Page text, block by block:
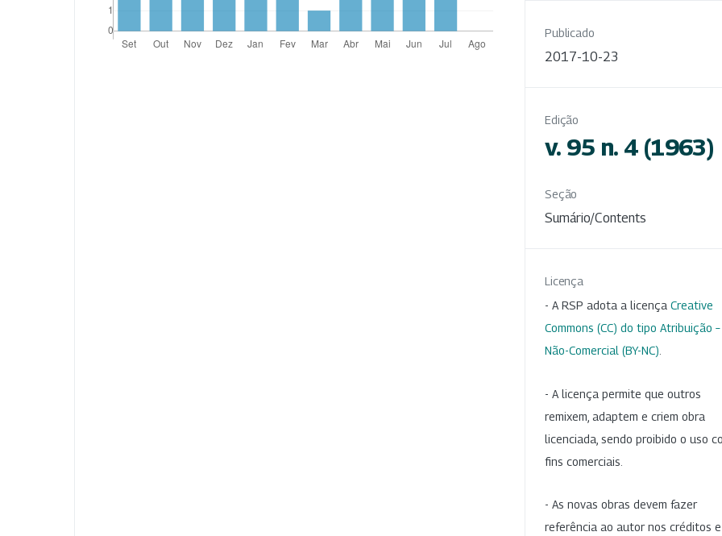
Publicado
2017-10-23
Edição
v. 95 n. 4 (1963)
Seção
Sumário/Contents
Licença
- A RSP adota a licença Creative
Commons (CC) do tipo Atribuição –
Não-Comercial (BY-NC)
- A licença permite que outros
remixem, adaptem e criem obra
licenciada, sendo proibido o uso
fins comerciais.
- As novas obras devem fazer
referência ao autor nos créditos